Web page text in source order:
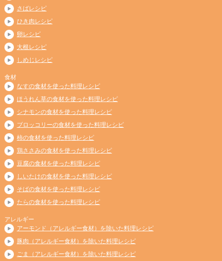
さばレシピ
ひき肉レシピ
卵レシピ
大根レシピ
しめじレシピ
食材
なすの食材を使った料理レシピ
ほうれん草の食材を使った料理レシピ
シナモンの食材を使った料理レシピ
ブロッコリーの食材を使った料理レシピ
柿の食材を使った料理レシピ
鶏ささみの食材を使った料理レシピ
豆腐の食材を使った料理レシピ
しいたけの食材を使った料理レシピ
そばの食材を使った料理レシピ
たらの食材を使った料理レシピ
アレルギー
アーモンド（アレルギー食材）を除いた料理レシピ
豚肉（アレルギー食材）を除いた料理レシピ
ごま（アレルギー食材）を除いた料理レシピ